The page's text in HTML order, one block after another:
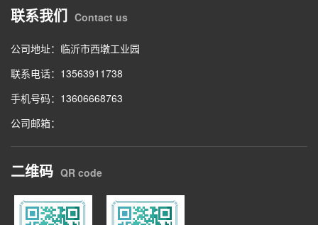
联系我们 Contact us
公司地址：临沂市西墩工业园
联系电话：13563911738
手机号码：13606668763
公司邮箱：
二维码 QR code